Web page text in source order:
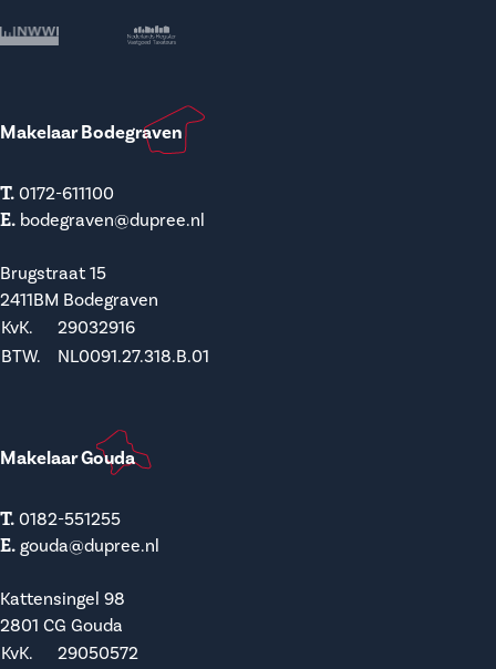
Makelaar Bodegraven
T. 0172-611100
E. bodegraven@dupree.nl
Brugstraat 15
2411BM Bodegraven
KvK.
29032916
BTW.
NL0091.27.318.B.01
Makelaar Gouda
T. 0182-551255
E. gouda@dupree.nl
Kattensingel 98
2801 CG Gouda
KvK.
29050572